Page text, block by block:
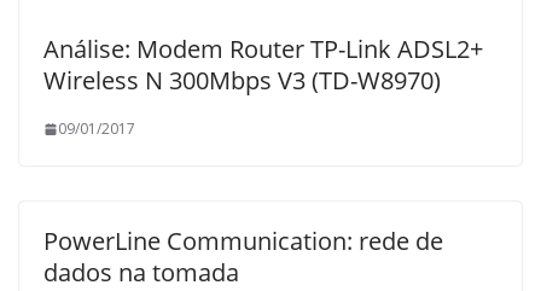
Análise: Modem Router TP-Link ADSL2+
Wireless N 300Mbps V3 (TD-W8970)
09/01/2017
PowerLine Communication: rede de
dados na tomada